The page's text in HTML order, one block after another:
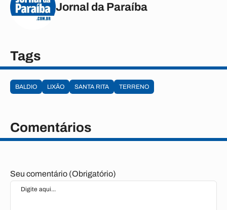
Jornal da Paraíba
Tags
BALDIO LIXÃO SANTA RITA TERRENO
Comentários
Seu comentário (Obrigatório)